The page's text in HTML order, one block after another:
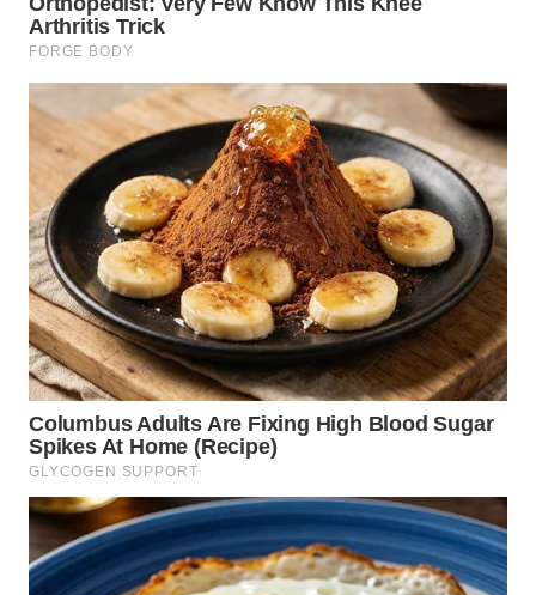
LESUNG
WN
SIMALUNGUN
WN
LABUHANBATU
WN
TAPANULI
TENGAH
WN DELI
SERDANG
WN
TEBING